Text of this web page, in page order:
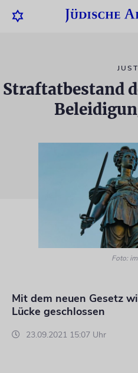
Straftatbestand
Foto:
Mit dem neuen Gesetz
Lücke geschlossen
23.09.2021 15:07 Uhr